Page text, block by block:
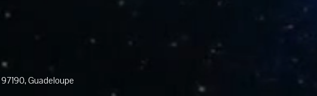
Guadeloupe